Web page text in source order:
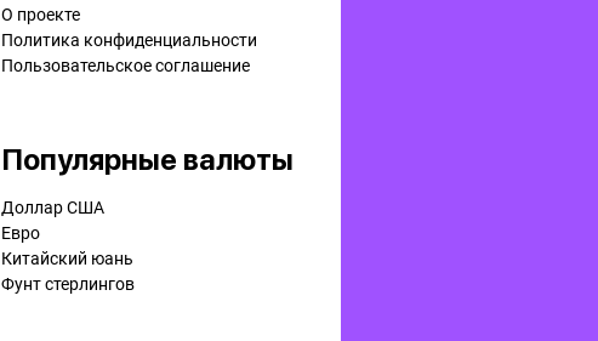
О проекте
Политика конфиденциальности
Пользовательское соглашение
Популярные валюты
Доллар США
Евро
Китайский юань
Фунт стерлингов